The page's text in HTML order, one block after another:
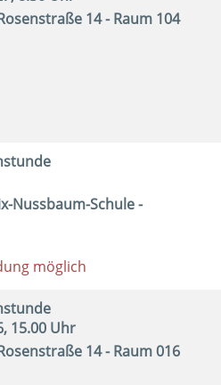
14 - Raum 104
Nussbaum-Schule -
möglich
15.00 Uhr
14 - Raum 016